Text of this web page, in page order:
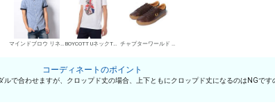
マインドブロウ リネンシャツ BOYCOTT UネックTシャツ チャプターワールド ローカットスニーカー
コーディネートのポイント
で合わせますが、クロップド丈の場合、上下ともにクロップド丈になるのはNGで